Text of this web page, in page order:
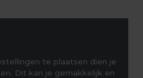
te plaatsen dien je
Dit kan je gemakkelijk en